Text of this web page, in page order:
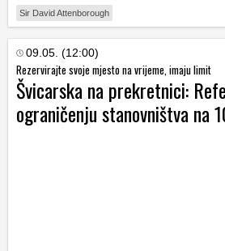
Sir David Attenborough
09.05. (12:00)
Rezervirajte svoje mjesto na vrijeme, imaju limit
Švicarska na prekretnici:
ograničenju stanovništva na